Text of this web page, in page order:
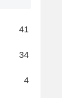
41
34
4